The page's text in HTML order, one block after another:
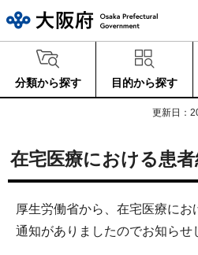
分類から探す 目的から探す
更新日：
在宅医療における患
厚生労働省から、在宅医療にお
通知がありましたのでお知らせ